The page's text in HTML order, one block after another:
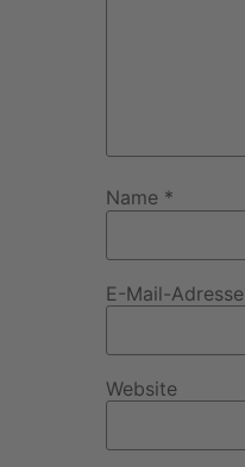
Name *
E-Mail-Adresse
Website